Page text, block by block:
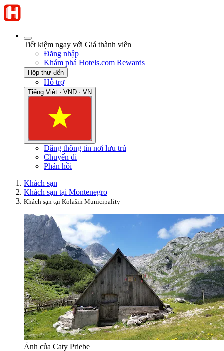
Tiết kiệm ngay với Giá thành viên
Đăng nhập
Khám phá Hotels.com Rewards
Hộp thư đến
Hỗ trợ
Tiếng Việt · VND · VN
Đăng thông tin nơi lưu trú
Chuyến đi
Phản hồi
Khách sạn
Khách sạn tại Montenegro
Khách sạn tại Kolašin Municipality
Ảnh của Caty Priebe